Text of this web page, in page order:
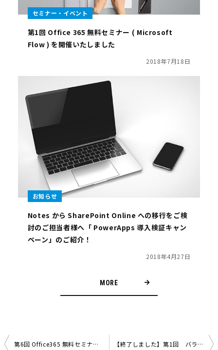
セミナー・イベント
第1回 Office 365 無料セミナー ( Microsoft
Flow ) を開催いたしました
2018年7月18日
お知らせ
Notes から SharePoint Online への移行をご検
討のご担当者様へ「 PowerApps 導入検証キャン
ペーン」のご紹介！
2018年4月27日
MORE
第6回 Office365 無料セミナー ( Microsoft Flow , Microsoft Teams , SharePoint Online など ) を開催いたしました 【終了しました】第1回 バラクーダネットワークスジャパン・テンダ 共催ウェビナーのご案内